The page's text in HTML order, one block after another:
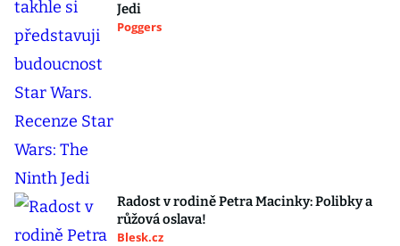
Jedi
Poggers
Radost v rodině Petra Macinky: Polibky a
růžová oslava!
Blesk.cz